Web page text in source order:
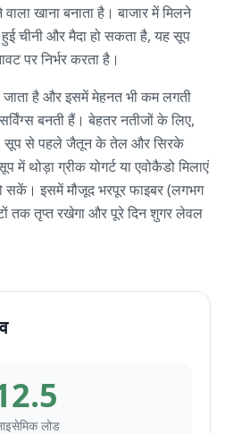
खाना बनाता है। बाजार में मिलने
चीनी और मैदा हो सकता है, यह सूप
पर निर्भर करता है।
जाता है और इसमें मेहनत भी कम लगती
बनती हैं। बेहतर नतीजों के लिए,
सूप से पहले जैतून के तेल और सिरके
में थोड़ा ग्रीक योगर्ट या एवोकैडो मिलाएं
सकें। इसमें मौजूद भरपूर फाइबर (लगभग
तक तृप्त रखेगा और पूरे दिन शुगर लेवल
लोड